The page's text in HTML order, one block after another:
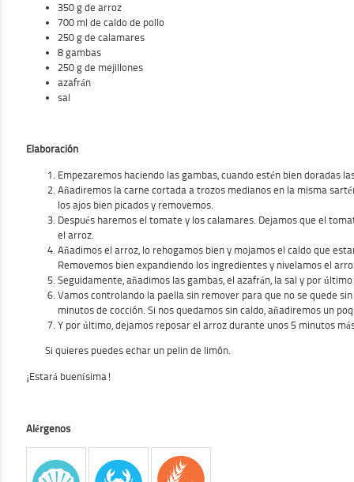
350 g de arroz
700 ml de caldo de pollo
250 g de calamares
8 gambas
250 g de mejillones
azafrán
sal
Elaboración
Empezaremos haciendo las gambas, cuando estén bien doradas
Añadiremos la carne cortada a trozos medianos en la misma
los ajos bien picados y removemos.
Después haremos el tomate y los calamares. Dejamos que el
el arroz.
Añadimos el arroz, lo rehogamos bien y mojamos el caldo que
Removemos bien expandiendo los ingredientes y nivelamos el
Seguidamente, añadimos las gambas, el azafrán, la sal y por
Vamos controlando la paella sin remover para que no se quede
minutos de cocción. Si nos quedamos sin caldo, añadiremos un
Y por último, dejamos reposar el arroz durante unos 5 minutos
Si quieres puedes echar un pelin de limón.
¡Estará buenísima!
Alérgenos